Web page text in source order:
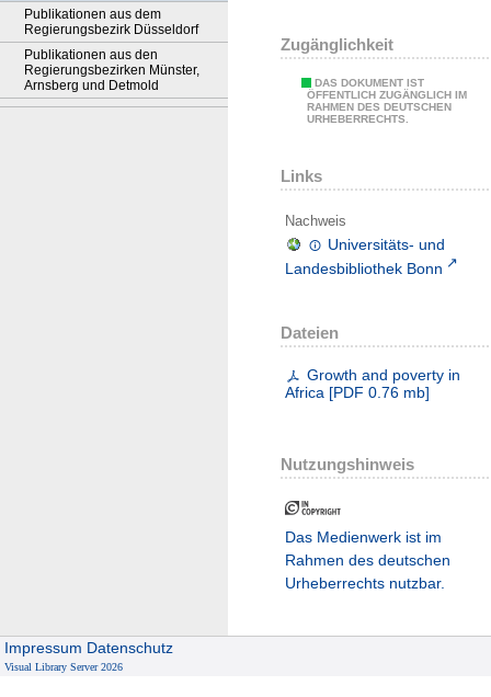
Publikationen aus dem
Regierungsbezirk Düsseldorf
Publikationen aus den
Regierungsbezirken Münster,
Arnsberg und Detmold
Zugänglichkeit
DAS DOKUMENT IST
ÖFFENTLICH ZUGÄNGLICH IM
RAHMEN DES DEUTSCHEN
URHEBERRECHTS.
Links
Nachweis
Universitäts- und
Landesbibliothek Bonn
Dateien
Growth and poverty in
Africa [PDF 0.76 mb]
Nutzungshinweis
Das Medienwerk ist im
Rahmen des deutschen
Urheberrechts nutzbar.
Impressum Datenschutz
Visual Library Server 2026